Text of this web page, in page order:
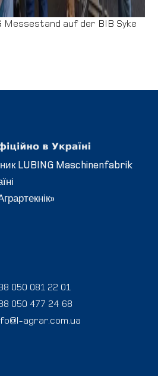
Messestand auf der BIB Syke
LUBING Maschinenfabrik
050 081 22 01
050 477 24 68
agrar.com.ua